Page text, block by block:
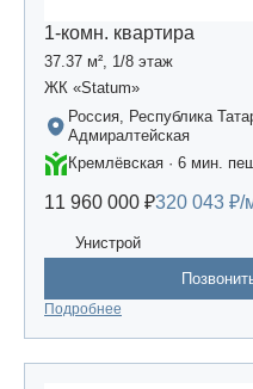
1-комн. квартира
37.37 м², 1/8 этаж
ЖК «Statum»
Россия, Республика
Адмиралтейская
Кремлёвская · 6 мин.
11 960 000 ₽320 043 ₽/
Унистрой
Подробнее